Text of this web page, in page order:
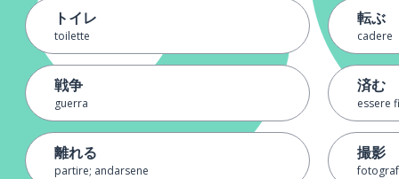
トイレ
toilette
戦争
guerra
離れる
partire; andarsene
転ぶ
cadere
済む
essere
撮影